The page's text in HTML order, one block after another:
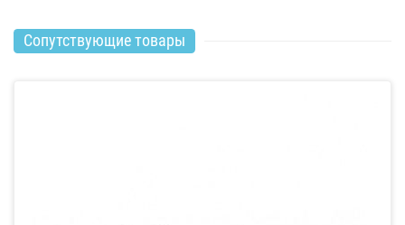
Сопутствующие товары